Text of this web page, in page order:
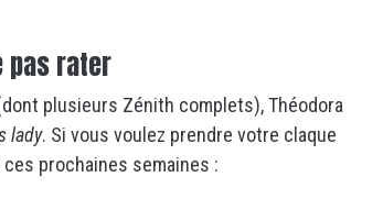
pas rater
plusieurs Zénith complets),Théodora
lady. Si vous voulez prendre votre claque
prochaines semaines :